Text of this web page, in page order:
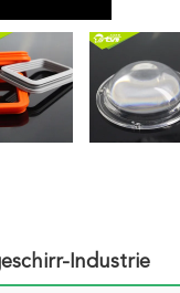
Industrie